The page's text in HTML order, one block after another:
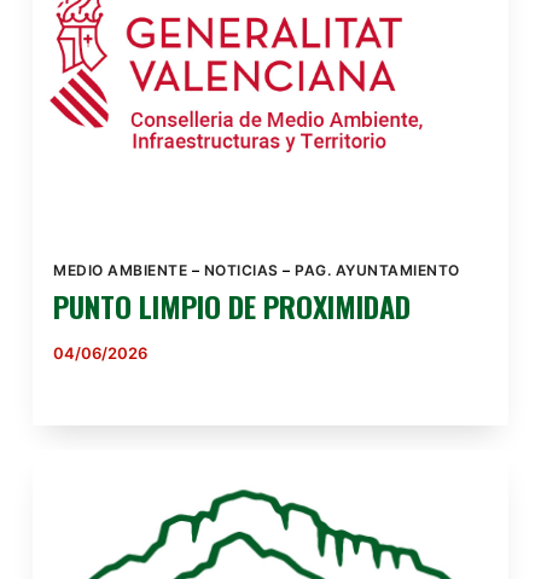
MEDIO AMBIENTE – NOTICIAS – PAG. AYUNTAMIENTO
PUNTO LIMPIO DE PROXIMIDAD
04/06/2026